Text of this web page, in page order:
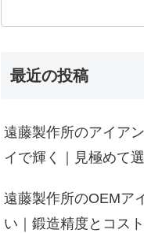
最近の投稿
遠藤製作所のアイア
イで輝く｜見極めて
遠藤製作所のOEMア
い｜鍛造精度とコス